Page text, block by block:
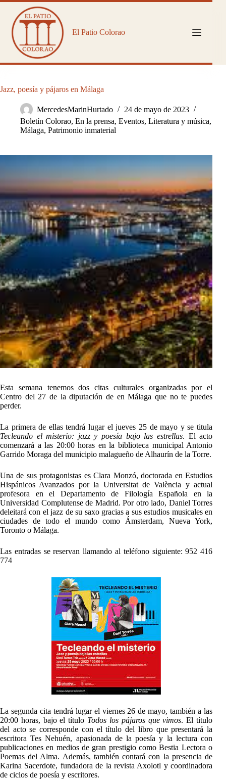
Saltar
contenido
El Patio Colorao
Jazz, poesía y pájaros en Málaga
MercedesMarinHurtado
24 de mayo de 2023
Boletín Colorao, En la prensa, Eventos, Literatura y música,
Málaga, Patrimonio inmaterial
Esta semana tenemos dos citas culturales organizadas por el
Centro del 27 de la diputación de en Málaga que no te puedes
perder.
La primera de ellas tendrá lugar el jueves 25 de mayo y se titula
Tecleando el misterio: jazz y poesía bajo las estrellas. El acto
comenzará a las 20:00 horas en la biblioteca municipal Antonio
Garrido Moraga del municipio malagueño de Alhaurín de la Torre.
Una de sus protagonistas es Clara Monzó, doctorada en Estudios
Hispánicos Avanzados por la Universitat de València y actual
profesora en el Departamento de Filología Española en la
Universidad Complutense de Madrid. Por otro lado, Daniel Torres
deleitará con el jazz de su saxo gracias a sus estudios musicales en
ciudades de todo el mundo como Ámsterdam, Nueva York,
Toronto o Málaga.
Las entradas se reservan llamando al teléfono siguiente: 952 416
774
La segunda cita tendrá lugar el viernes 26 de mayo, también a las
20:00 horas, bajo el título Todos los pájaros que vimos. El título
del acto se corresponde con el título del libro que presentará la
escritora Tes Nehuén, apasionada de la poesía y la lectura con
publicaciones en medios de gran prestigio como Bestia Lectora o
Poemas del Alma. Además, también contará con la presencia de
Karina Sacerdote, fundadora de la revista Axolotl y coordinadora
de ciclos de poesía y escritores.